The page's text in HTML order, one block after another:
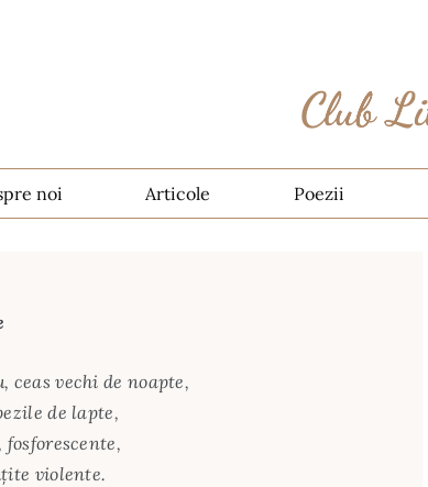
noi Articole Poezii
ceas vechi de noapte,
de lapte,
violente.